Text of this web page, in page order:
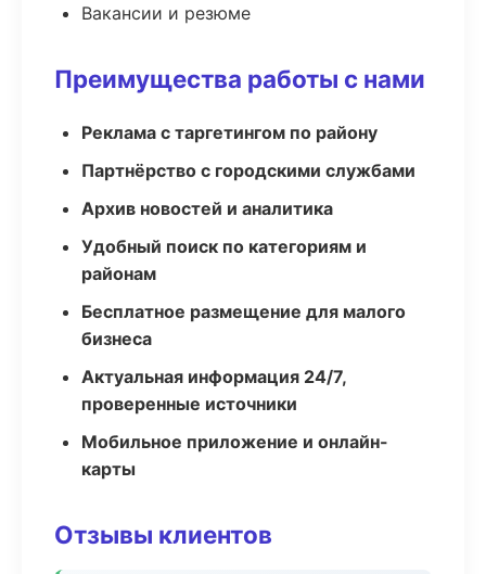
Вакансии и резюме
Преимущества работы с нами
Реклама с таргетингом по району
Партнёрство с городскими службами
Архив новостей и аналитика
Удобный поиск по категориям и
районам
Бесплатное размещение для малого
бизнеса
Актуальная информация 24/7,
проверенные источники
Мобильное приложение и онлайн-
карты
Отзывы клиентов